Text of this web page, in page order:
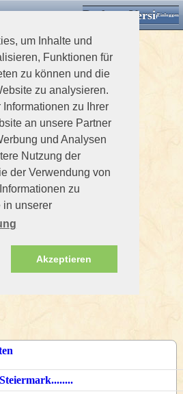
um Inhalte und
Funktionen für
zu können und die
zu analysieren.
zu Ihrer
an unsere Partner
und Analysen
Nutzung der
der Verwendung von
zu
in unserer
Akzeptieren
Desktop VersionEinloggen